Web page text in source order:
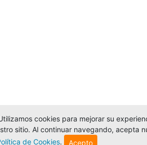
cookies para mejorar su
sitio. Al continuar navegando, acepta
de Cookies. Acepto